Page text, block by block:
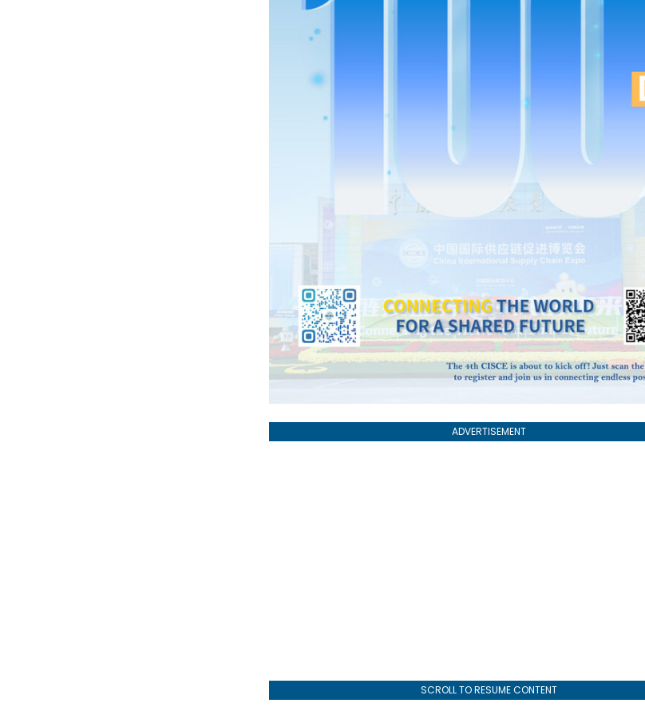
ADVERTISEMENT
SCROLL TO RESUME CONTENT